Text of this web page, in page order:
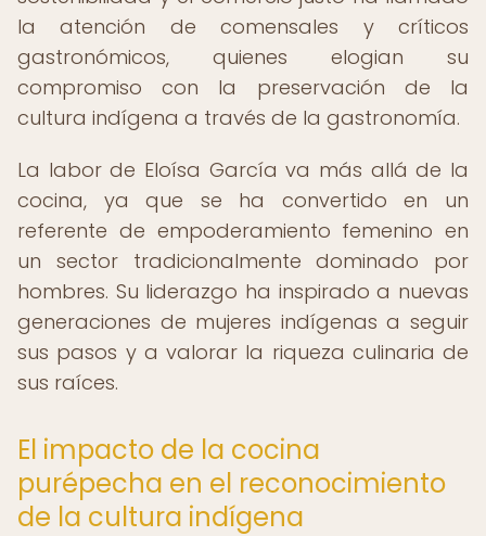
la atención de comensales y críticos
gastronómicos, quienes elogian su
compromiso con la preservación de la
cultura indígena a través de la gastronomía.
La labor de Eloísa García va más allá de la
cocina, ya que se ha convertido en un
referente de empoderamiento femenino en
un sector tradicionalmente dominado por
hombres. Su liderazgo ha inspirado a nuevas
generaciones de mujeres indígenas a seguir
sus pasos y a valorar la riqueza culinaria de
sus raíces.
El impacto de la cocina
purépecha en el reconocimiento
de la cultura indígena